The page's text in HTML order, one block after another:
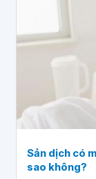
Sản dịch có
sao không?